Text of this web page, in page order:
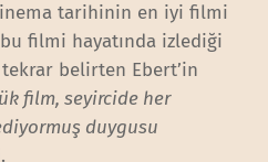
tarihinin en iyi filmi
filmi hayatında izlediği
belirten Ebert’in
film, seyircide her
duygusu